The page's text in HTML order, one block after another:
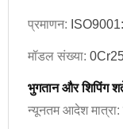
प्रमाणन:
मॉडल संख्या:
भुगतान और शिपिंग
न्यूनतम आदेश मात्रा: